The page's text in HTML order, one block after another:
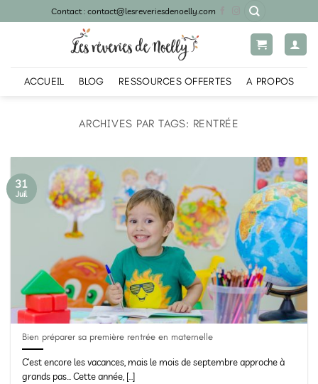
au
Contact : contact@lesreveriesdenoelly.com
ACCUEIL BLOG RESSOURCES OFFERTES A PROPOS
ARCHIVES PAR TAGS: RENTRÉE
Bien préparer sa première rentrée en maternelle
C’est encore les vacances, mais le mois de septembre approche à
grands pas… Cette année, [...]
31
Juil